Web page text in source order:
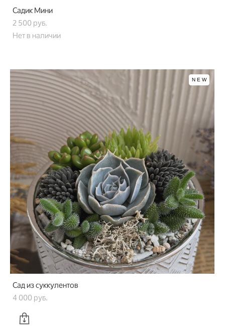
Садик Мини
2 500 pуб.
Нет в наличии
NEW
Сад из суккулентов
4 000 pуб.